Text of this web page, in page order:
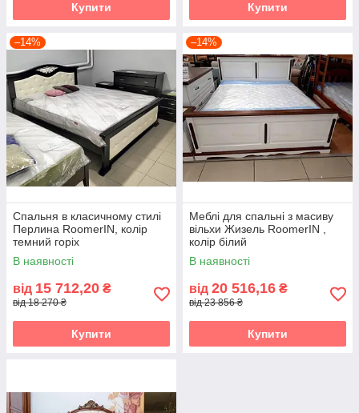
Купити Купити
–14%
Спальня в класичному стилі
Перлина RoomerIN, колір
темний горіх
В наявності
від 15 712,20 ₴
від 18 270 ₴
Купити
–14%
Меблі для спальні з масиву
вільхи Жизель RoomerIN ,
колір білий
В наявності
від 20 516,16 ₴
від 23 856 ₴
Купити